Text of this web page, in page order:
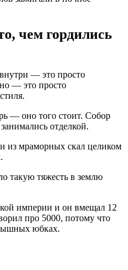
чем гордились
— это просто
— это просто
— оно того стоит. Собор
отделкой.
из мраморных скал целиком
такую тяжесть в землю
империи и он вмещал 12
про 5000, потому что
юбках.